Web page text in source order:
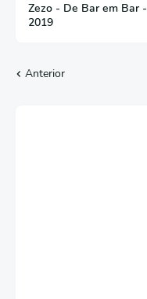
Zezo - De Bar em Bar -
2019
Anterior